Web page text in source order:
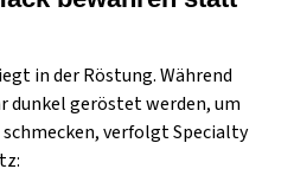
in der Röstung. Während
dunkel geröstet werden, um
verfolgt Specialty